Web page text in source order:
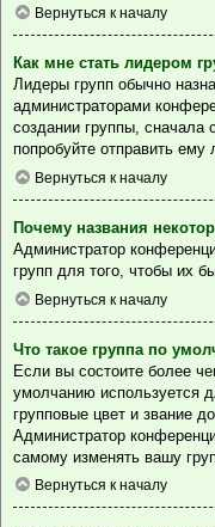
Вернуться к началу
Как мне стать лидером
Лидеры групп обычно
администраторами
создании группы, сначала
попробуйте отправить
Вернуться к началу
Почему названия
Администратор
групп для того, чтобы их
Вернуться к началу
Что такое группа по
Если вы состоите более
умолчанию используется
групповые цвет и звание
Администратор
самому изменять вашу
Вернуться к началу